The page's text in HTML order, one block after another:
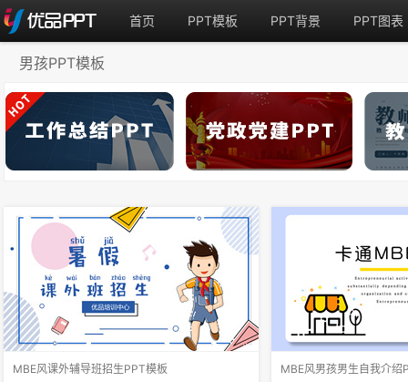
首页 PPT模板 PPT背景 PPT图表
男孩PPT模板
MBE风课外辅导班招生PPT模板
MBE风男孩男生自我介绍